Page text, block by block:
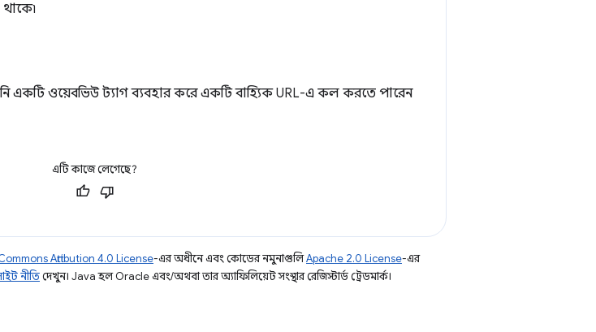
একটি ওয়েবভিউ ট্যাগ ব্যবহার করে একটি বাহ্যিক URL-এ কল করতে পারেন
এটি কাজে লেগেছে?
Attribution 4.0 License-এর অধীনে এবং কোডের নমুনাগুলিApache 2.0 License-এর
নীতিদেখুন। Java হল Oracle এবং/অথবা তার অ্যাফিলিয়েট সংস্থার রেজিস্টার্ড ট্রেডমার্ক।